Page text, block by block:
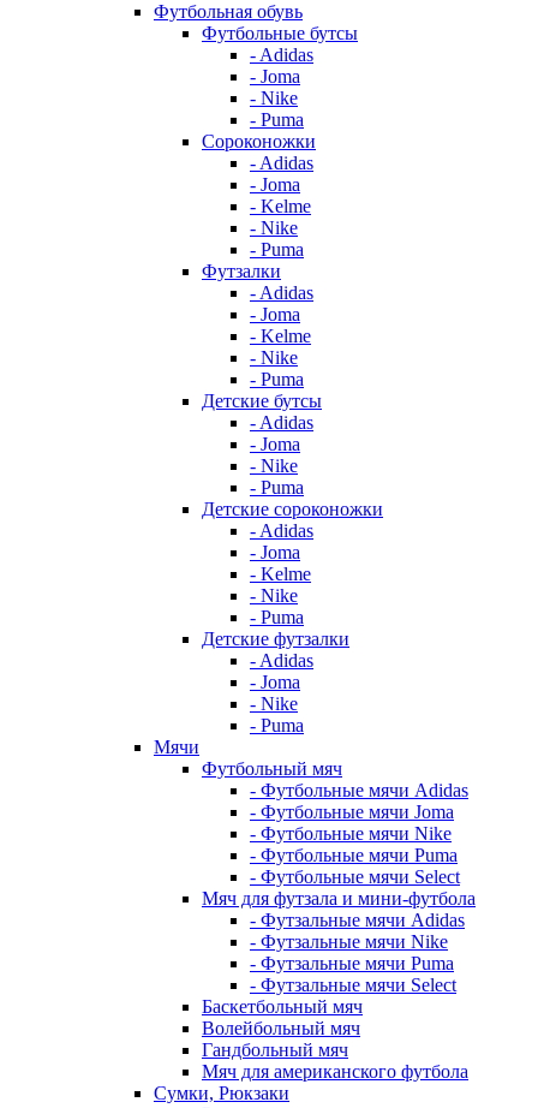
Футбольная обувь
Футбольные бутсы
- Adidas
- Joma
- Nike
- Puma
Сороконожки
- Adidas
- Joma
- Kelme
- Nike
- Puma
Футзалки
- Adidas
- Joma
- Kelme
- Nike
- Puma
Детские бутсы
- Adidas
- Joma
- Nike
- Puma
Детские сороконожки
- Adidas
- Joma
- Kelme
- Nike
- Puma
Детские футзалки
- Adidas
- Joma
- Nike
- Puma
Мячи
Футбольный мяч
- Футбольные мячи Adidas
- Футбольные мячи Joma
- Футбольные мячи Nike
- Футбольные мячи Puma
- Футбольные мячи Select
Мяч для футзала и мини-футбола
- Футзальные мячи Adidas
- Футзальные мячи Nike
- Футзальные мячи Puma
- Футзальные мячи Select
Баскетбольный мяч
Волейбольный мяч
Гандбольный мяч
Мяч для американского футбола
Сумки, Рюкзаки